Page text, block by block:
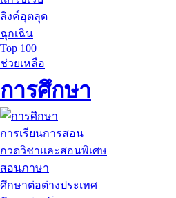
ลิงค์อุตลุด
ฉุกเฉิน
Top 100
ช่วยเหลือ
การศึกษา
การเรียนการสอน
กวดวิชาและสอนพิเศษ
สอนภาษา
ศึกษาต่อต่างประเทศ